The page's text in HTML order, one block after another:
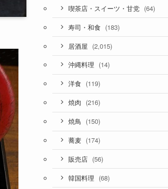
喫茶店・スイーツ・甘党 (64)
寿司・和食 (183)
居酒屋 (2,015)
沖縄料理 (14)
洋食 (119)
焼肉 (216)
焼鳥 (150)
蕎麦 (174)
販売店 (56)
韓国料理 (68)